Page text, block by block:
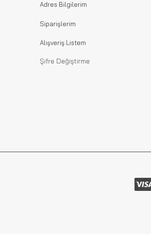
Adres Bilgilerim
Siparişlerim
Alışveriş Listem
Şifre Değiştirme